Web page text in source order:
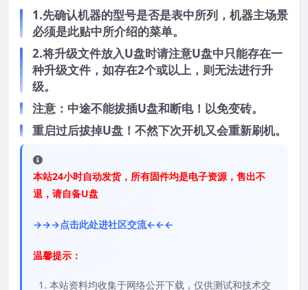
1.先确认机器的型号是否是表中所列，机器主场景
必须是此贴中所介绍的菜单。
2.将升级文件放入U盘时请注意U盘中只能存在一
种升级文件，如存在2个或以上，则无法进行升
级。
注意：中途不能拔插U盘和断电！以免变砖。
重启过后拔掉U盘！不然下次开机又会重新刷机。
本站24小时自动发货，所有固件均是电子资源，售出不
退，请自备U盘
→→→点击此处进社区交流←←←
温馨提示：
本站资料均收集于网络公开下载，仅供测试和技术交